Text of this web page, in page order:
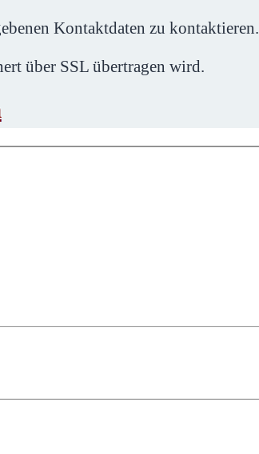
Kontaktdaten zu kontaktieren.
über SSL übertragen wird.